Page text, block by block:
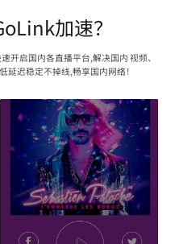
加速？
开启国内各直播平台,解决国内 视频、
延迟稳定不掉线,畅享国内网络！